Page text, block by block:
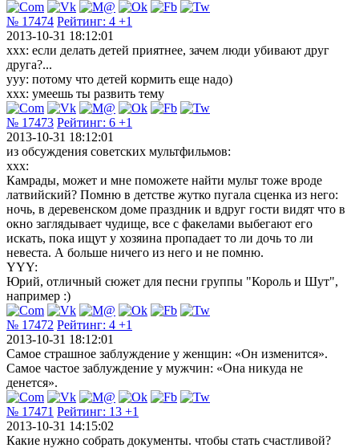
№ 17474 Рейтинг: 4 +1
2013-10-31 18:12:01
ххх: если делать детей приятнее, зачем люди убивают друг
друга?...
ууу: потому что детей кормить еще надо)
ххх: умеешь ты развить тему
№ 17473 Рейтинг: 6 +1
2013-10-31 18:12:01
из обсуждения советских мультфильмов:
xxx:
Камрады, может и мне поможете найти мульт тоже вроде
латвийский? Помню в детстве жутко пугала сценка из него:
ночь, в деревенском доме праздник и вдруг гости видят что в
окно заглядывает чудище, все с факелами выбегают его
искать, пока ищут у хозяина пропадает то ли дочь то ли
невеста. А больше ничего из него и не помню.
YYY:
Юрий, отличный сюжет для песни группы "Король и Шут",
например :)
№ 17472 Рейтинг: 4 +1
2013-10-31 18:12:01
Самое страшное заблуждение у женщин: «Он изменится».
Самое частое заблуждение у мужчин: «Она никуда не
денется».
№ 17471 Рейтинг: 13 +1
2013-10-31 14:15:02
Какие нужно собрать документы. чтобы стать счастливой?